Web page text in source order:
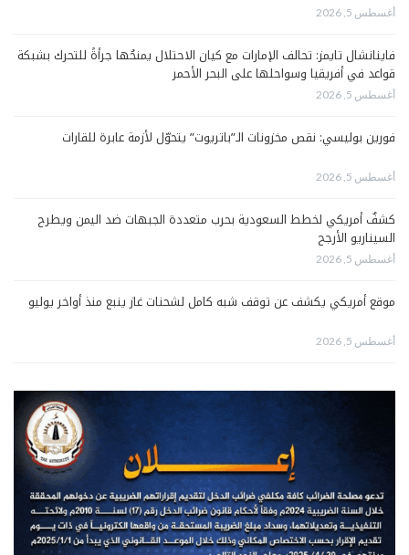
أغسطس 5, 2026
فاينانشال تايمز: تحالف الإمارات مع كيان الاحتلال يمنحُها جرأةً للتحرك بشبكة
قواعد في أفريقيا وسواحلها على البحر الأحمر
أغسطس 5, 2026
فورين بوليسي: نقص مخزونات الـ”باتريوت” يتحوّل لأزمة عابرة للقارات
أغسطس 5, 2026
كشفٌ أمريكي لخطط السعودية بحرب متعددة الجبهات ضد اليمن ويطرح
السيناريو الأرجح
أغسطس 5, 2026
موقع أمريكي يكشف عن توقف شبه كامل لشحنات غاز ينبع منذ أواخر يوليو
أغسطس 5, 2026